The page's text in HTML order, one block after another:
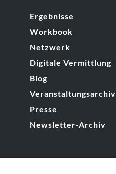
Ergebnisse
Workbook
Netzwerk
Digitale Vermittlung
Blog
Veranstaltungsarchiv
Presse
Newsletter-Archiv